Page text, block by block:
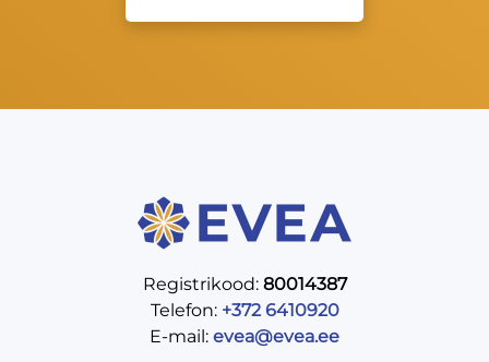
Registrikood: 80014387
Telefon: +372 6410920
E-mail: evea@evea.ee